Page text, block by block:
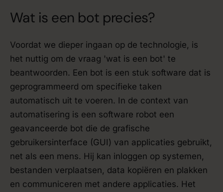
Wat is een bot precies?
Voordat we dieper ingaan op de technologie, is
het nuttig om de vraag 'wat is een bot' te
beantwoorden. Een bot is een stuk software dat is
geprogrammeerd om specifieke taken
automatisch uit te voeren. In de context van
automatisering is een software robot een
geavanceerde bot die de grafische
gebruikersinterface (GUI) van applicaties gebruikt,
net als een mens. Hij kan inloggen op systemen,
bestanden verplaatsen, data kopiëren en plakken
en communiceren met andere applicaties. Het